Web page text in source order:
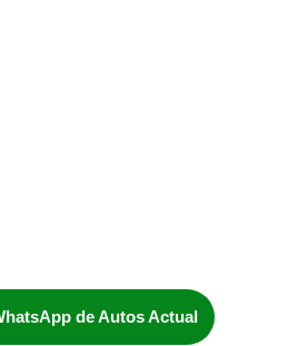
de Autos Actual